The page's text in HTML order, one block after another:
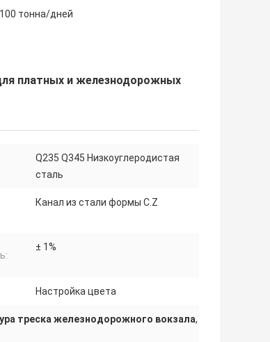
100 тонна/дней
платных и железнодорожных
Q235 Q345 Низкоуглеродистая
сталь
Канал из стали формы C.Z
± 1%
Настройка цвета
треска железнодорожного вокзала,